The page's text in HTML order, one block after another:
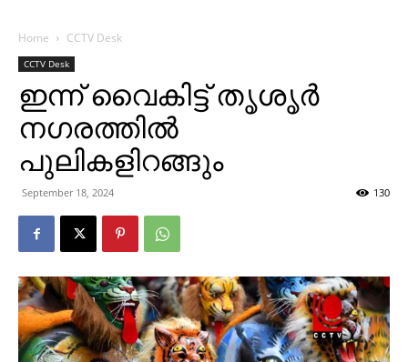
Home CCTV Desk
CCTV Desk
ഇന്ന് വൈകിട്ട് തൃശൃര്‍
നഗരത്തില്‍
പുലികളിറങ്ങും
September 18, 2024 130